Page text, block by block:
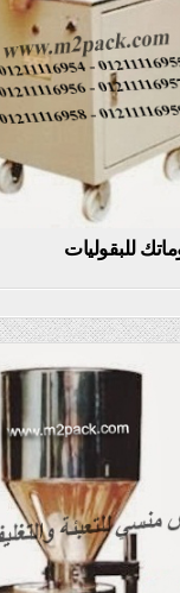
للبقوليات